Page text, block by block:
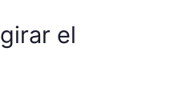
el